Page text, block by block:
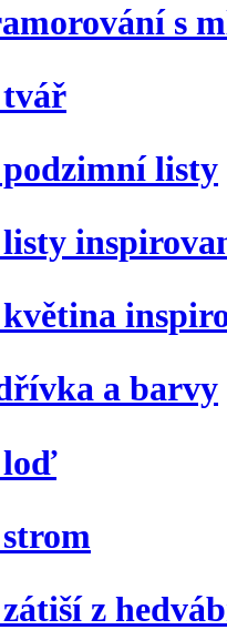
s
listy
a barvy
z